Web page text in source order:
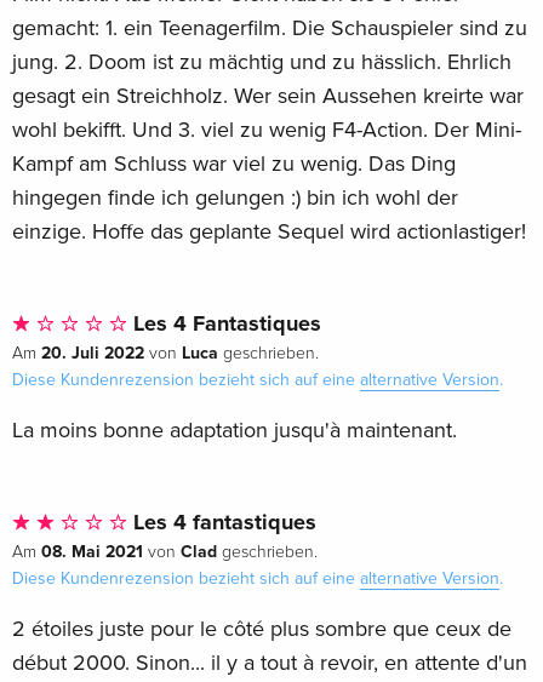
gemacht: 1. ein Teenagerfilm. Die Schauspieler sind zu
jung. 2. Doom ist zu mächtig und zu hässlich. Ehrlich
gesagt ein Streichholz. Wer sein Aussehen kreirte war
wohl bekifft. Und 3. viel zu wenig F4-Action. Der Mini-
Kampf am Schluss war viel zu wenig. Das Ding
hingegen finde ich gelungen :) bin ich wohl der
einzige. Hoffe das geplante Sequel wird actionlastiger!
Les 4 Fantastiques
Am 20. Juli 2022 von Luca geschrieben.
Diese Kundenrezension bezieht sich auf eine alternative Version.
La moins bonne adaptation jusqu'à maintenant.
Les 4 fantastiques
Am 08. Mai 2021 von Clad geschrieben.
Diese Kundenrezension bezieht sich auf eine alternative Version.
2 étoiles juste pour le côté plus sombre que ceux de
début 2000. Sinon... il y a tout à revoir, en attente d'un